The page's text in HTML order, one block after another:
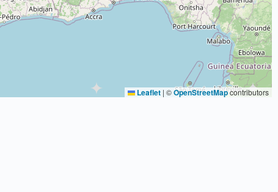
Leaflet | ©OpenStreetMapcontributors